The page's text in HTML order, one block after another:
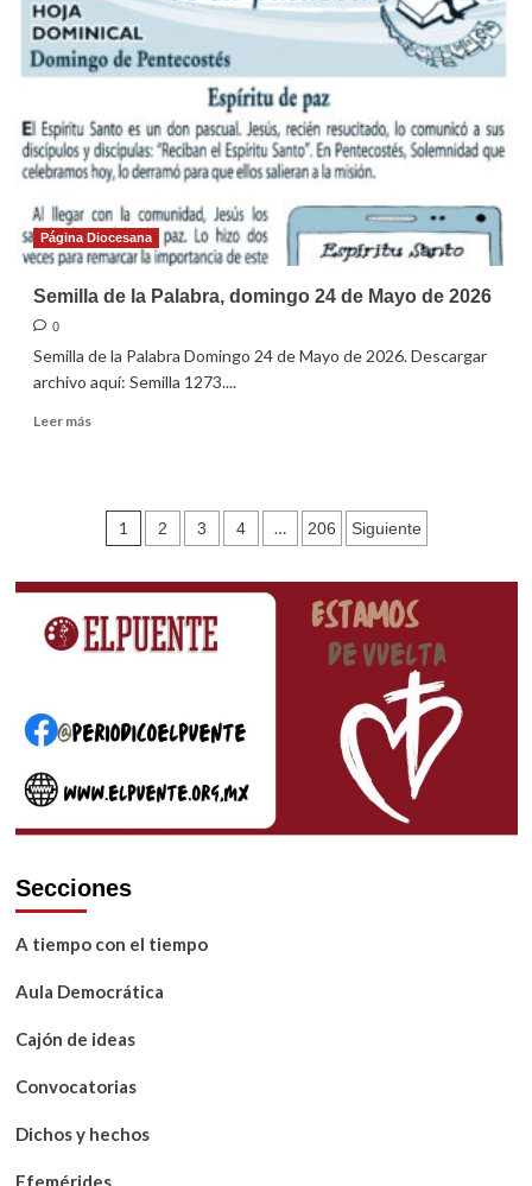
Palabra,
Domingo
31
Mayo
de
2026
Página Diocesana
Semilla de la Palabra, domingo 24 de Mayo de 2026
0
Semilla de la Palabra Domingo 24 de Mayo de 2026. Descargar
archivo aquí: Semilla 1273....
Leer másLeer
de
Palabra,
24
de
Mayo
Paginación
entradas
1 2 3 4 … 206 Siguiente
Secciones
A tiempo con el tiempo
Aula Democrática
Cajón de ideas
Convocatorias
Dichos y hechos
Efemérides